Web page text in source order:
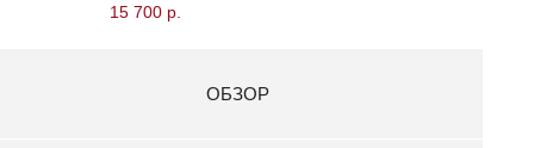
15 700 р.
ОБЗОР